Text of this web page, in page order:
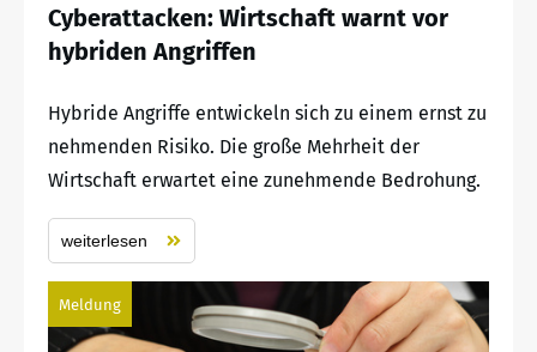
Cyberattacken: Wirtschaft warnt vor
hybriden Angriffen
Hybride Angriffe entwickeln sich zu einem ernst zu
nehmenden Risiko. Die große Mehrheit der
Wirtschaft erwartet eine zunehmende Bedrohung.
weiterlesen
Meldung